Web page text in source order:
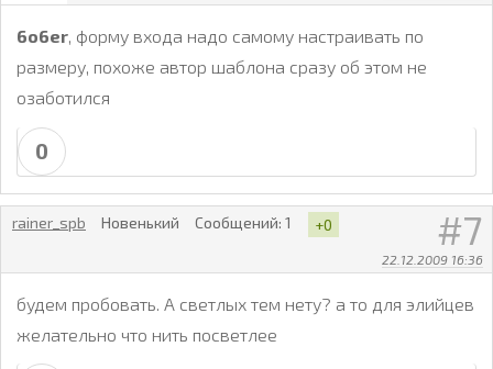
6o6er , форму входа надо самому настраивать по
размеру, похоже автор шаблона сразу об этом не
озаботился
0
7
22.12.2009 16:36
rainer_spb Новенький Сообщений: 1 +0
будем пробовать. А светлых тем нету? а то для элийцев
желательно что нить посветлее